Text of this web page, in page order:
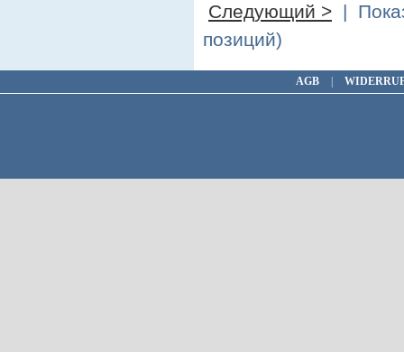
Следующий > |
позиций)
AGB